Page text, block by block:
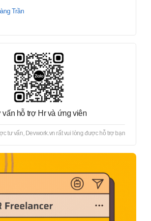
Thủ tục
Trần
vấn hỗ trợ Hr và ứng viên
tư vấn, Devwork.vn rất vui lòng được hỗ trợ bạn